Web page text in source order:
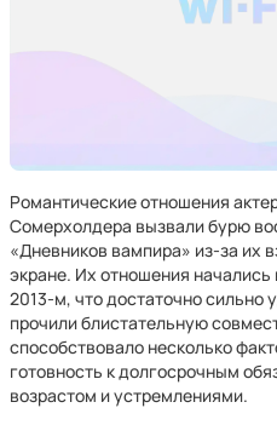
Романтические отношения
Сомерхолдера вызвали бурю
«Дневников вампира» из-за их
экране. Их отношения начались
2013-м, что достаточно сильно
прочили блистательную
способствовало несколько
готовность к долгосрочным
возрастом и устремлениями.